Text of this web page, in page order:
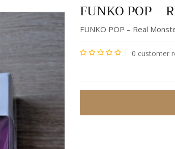
FUNKO POP –
FUNKO POP – Real
sur
0 customer